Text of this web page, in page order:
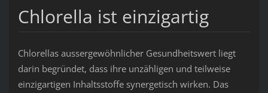
Chlorella ist einzigartig
Chlorellas aussergewöhnlicher Gesundheitswert liegt
darin begründet, dass ihre unzähligen und teilweise
einzigartigen Inhaltsstoffe synergetisch wirken. Das